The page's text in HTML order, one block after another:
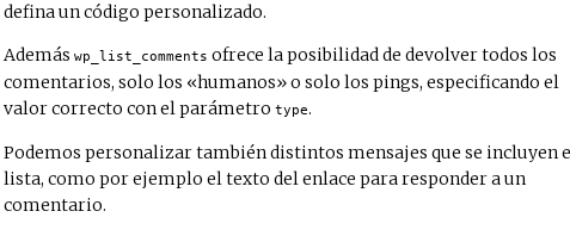
defina un código personalizado.
Además wp_list_comments ofrece la posibilidad de devolver todos los
comentarios, solo los «humanos» o solo los pings, especificando el
valor correcto con el parámetro type.
Podemos personalizar también distintos mensajes que se incluyen
lista, como por ejemplo el texto del enlace para responder a un
comentario.